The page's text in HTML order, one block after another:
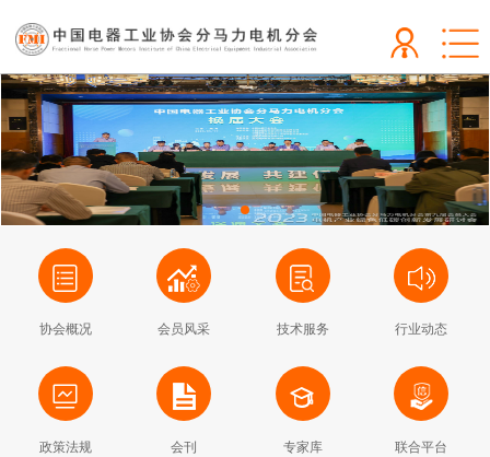
协会概况 会员风采 技术服务 行业动态
政策法规 会刊 专家库 联合平台